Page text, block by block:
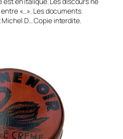
«…». Les documents
D… Copie interdite.